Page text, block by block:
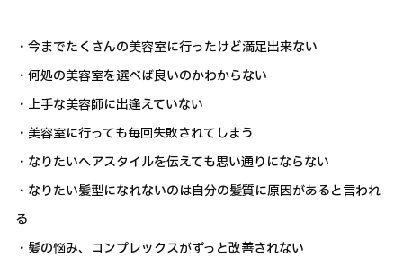
・今までたくさんの美容室に行ったけど満足出来ない
・何処の美容室を選べば良いのかわからない
・上手な美容師に出逢えていない
・美容室に行っても毎回失敗されてしまう
・なりたいヘアスタイルを伝えても思い通りにならない
・なりたい髪型になれないのは自分の髪質に原因があると言われ
る
・髪の悩み、コンプレックスがずっと改善されない